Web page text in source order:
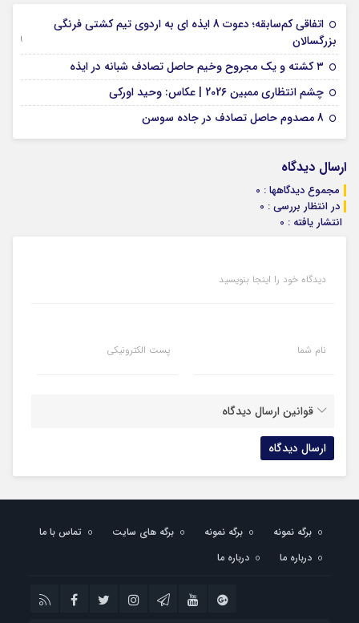
اتفاقی کم‌سابقه؛ دعوت 8 ایذه ای به اردوی تیم کشتی فرنگی
بزرگسالان
09 جولای 2026
۳ کشته و یک مجروح وخیم حاصل تصادف شبانه در ایذه
چشم انتظاری ممبین 2026 | عکاس: وحید اورکی
8 مصدوم حاصل تصادف در جاده سوسن
ارسال دیدگاه
مجموع دیدگاهها : 0
در انتظار بررسی : 0
انتشار یافته : 0
دیدگاه خود را اینجا بنویسید
نام شما پست الکترونیکی
قوانین ارسال دیدگاه
برگه نمونه برگه نمونه برگه های سایت
تماس با ما
درباره ما
درباره ما